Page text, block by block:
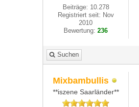
Beiträge: 10.278
Registriert seit: Nov
2010
Bewertung:236
Suchen
Mixbambullis
**iszene Saarländer**